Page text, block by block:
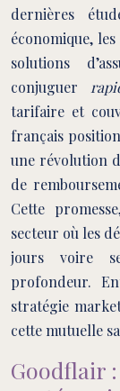
dernières
économique,
solutions
conjuguer
tarifaire et
français
une révolution
de
Cette
secteur où les
jours voire
profondeur.
stratégie
cette mutuelle
Goodflair